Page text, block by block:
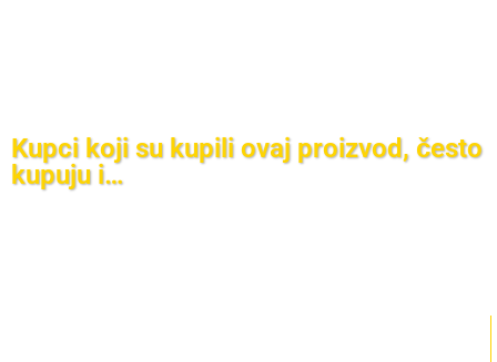
Kupci koji su kupili ovaj proizvod, često
kupuju i…